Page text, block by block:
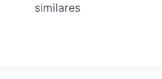
similares